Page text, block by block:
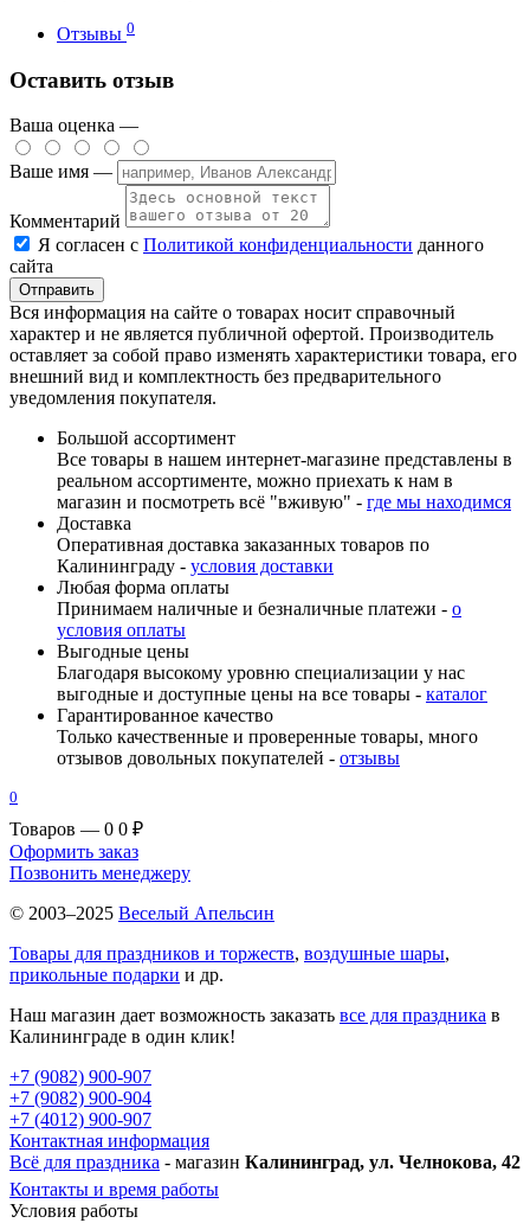
Отзывы 0
Оставить отзыв
Ваша оценка —
Ваше имя —
Комментарий
Я согласен с Политикой конфиденциальности данного
сайта
Вся информация на сайте о товарах носит справочный
характер и не является публичной офертой. Производитель
оставляет за собой право изменять характеристики товара, его
внешний вид и комплектность без предварительного
уведомления покупателя.
Большой ассортимент
Все товары в нашем интернет-магазине представлены в
реальном ассортименте, можно приехать к нам в
магазин и посмотреть всё "вживую" - где мы находимся
Доставка
Оперативная доставка заказанных товаров по
Калининграду - условия доставки
Любая форма оплаты
Принимаем наличные и безналичные платежи - о
условия оплаты
Выгодные цены
Благодаря высокому уровню специализации у нас
выгодные и доступные цены на все товары - каталог
Гарантированное качество
Только качественные и проверенные товары, много
отзывов довольных покупателей - отзывы
0
Товаров — 0 0 ₽
Оформить заказ
Позвонить менеджеру
© 2003–2025 Веселый Апельсин
Товары для праздников и торжеств, воздушные шары,
прикольные подарки и др.
Наш магазин дает возможность заказать все для праздника в
Калининграде в один клик!
+7 (9082) 900-907
+7 (9082) 900-904
+7 (4012) 900-907
Контактная информация
Всё для праздника - магазин Калининград, ул. Челнокова, 42
Контакты и время работы
Условия работы